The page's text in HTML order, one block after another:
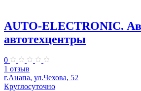
AUTO-ELECTRONIC.
автотехцентры
0
1 отзыв
г.Анапа, ул.Чехова, 52
Круглосуточно